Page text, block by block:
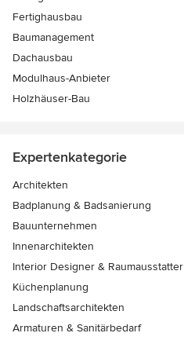
Fertighausbau
Baumanagement
Dachausbau
Modulhaus-Anbieter
Holzhäuser-Bau
Expertenkategorie
Architekten
Badplanung & Badsanierung
Bauunternehmen
Innenarchitekten
Interior Designer & Raumausstatter
Küchenplanung
Landschaftsarchitekten
Armaturen & Sanitärbedarf